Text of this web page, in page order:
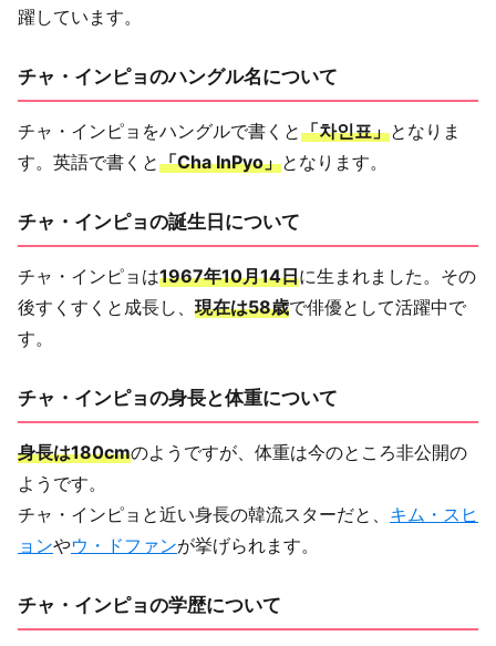
躍しています。
チャ・インピョのハングル名について
チャ・インピョをハングルで書くと「차인표」となりま
す。英語で書くと「Cha InPyo」となります。
チャ・インピョの誕生日について
チャ・インピョは1967年10月14日に生まれました。その
後すくすくと成長し、 現在は58歳で俳優として活躍中で
す。
チャ・インピョの身長と体重について
身長は180cmのようですが、体重は今のところ非公開の
ようです。
チャ・インピョと近い身長の韓流スターだと、 キム・スヒ
ョンやウ・ドファンが挙げられます。
チャ・インピョの学歴について